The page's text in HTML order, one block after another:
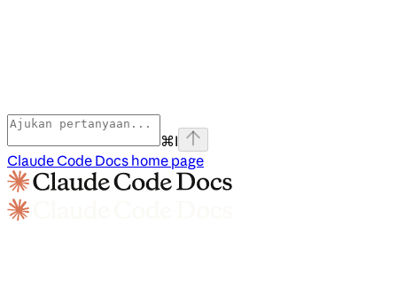
⌘I
Claude Code Docs home page